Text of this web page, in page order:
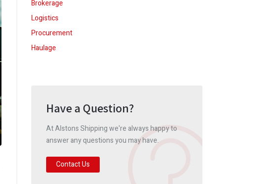
Brokerage
Logistics
Procurement
Haulage
Have a Question?
At Alstons Shipping we're always happy to
answer any questions you may have.
Contact Us